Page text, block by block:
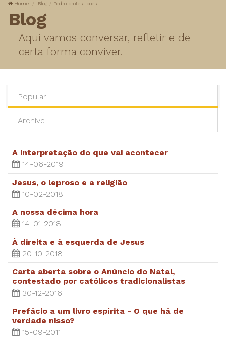
Home Blog Pedro profeta poeta
Blog
Aqui vamos conversar, refletir e de
certa forma conviver.
Popular
Archive
A interpretação do que vai acontecer
14-06-2019
Jesus, o leproso e a religião
10-02-2018
A nossa décima hora
14-01-2018
À direita e à esquerda de Jesus
20-10-2018
Carta aberta sobre o Anúncio do Natal,
contestado por católicos tradicionalistas
30-12-2016
Prefácio a um livro espírita - O que há de
verdade nisso?
15-09-2011